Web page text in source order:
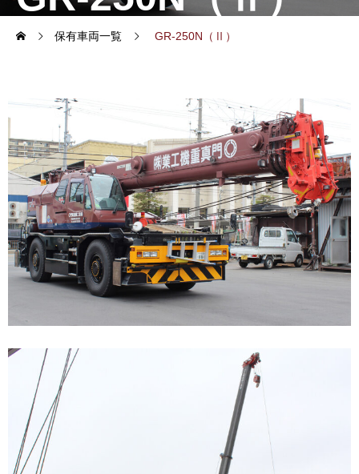
保有車両一覧 GR-250N（Ⅱ）